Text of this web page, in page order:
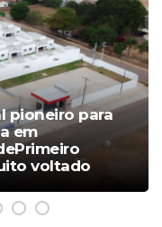
pioneiro para
em
voltado
em Mato